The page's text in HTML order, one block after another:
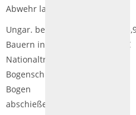
Abwehr laufend
Ungar. bewaffn.
Bauern in
Nationaltracht,
Bogenschütze
Bogen
abschießend
€